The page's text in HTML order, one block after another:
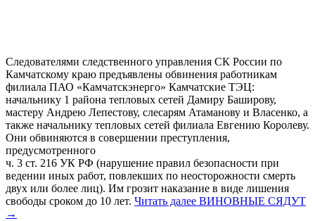
Следователями следственного управления СК России по
Камчатскому краю предъявлены обвинения работникам
филиала ПАО «Камчатскэнерго» Камчатские ТЭЦ:
начальнику 1 района тепловых сетей Дамиру Баширову,
мастеру Андрею Лепестову, слесарям Атаманову и Власенко, а
также начальнику тепловых сетей филиала Евгению Королеву.
Они обвиняются в совершении преступления,
предусмотренного
ч. 3 ст. 216 УК РФ (нарушение правил безопасности при
ведении иных работ, повлекших по неосторожности смерть
двух или более лиц). Им грозит наказание в виде лишения
свободы сроком до 10 лет. Читать далее ВИНОВНЫЕ СЯДУТ
→